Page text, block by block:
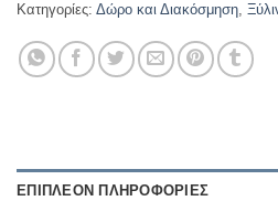
Κατηγορίες: Δώρο και Διακόσμηση,
ΕΠΙΠΛΈΟΝ ΠΛΗΡΟΦΟΡΊΕΣ